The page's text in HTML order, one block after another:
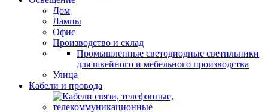
Дом
Лампы
Офис
Производство и склад
Промышленные светодиодные светильники
для швейного и мебельного производства
Улица
Кабели и провода